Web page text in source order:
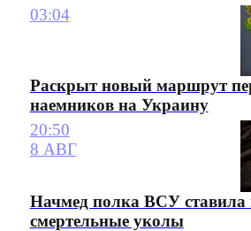
03:04
Раскрыт новый маршрут
наемников на Украину
20:50
8 АВГ
Начмед полка ВСУ
смертельные уколы